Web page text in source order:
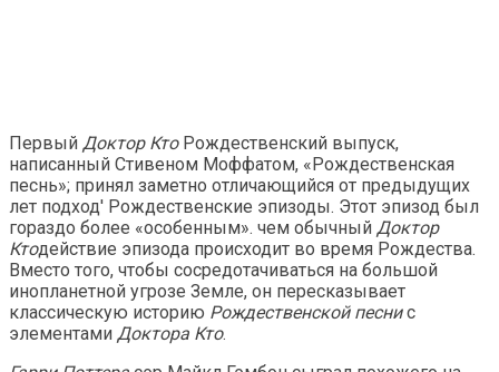
Первый Доктор КтоРождественский выпуск,
написанный Стивеном Моффатом, «Рождественская
песнь»; принял заметно отличающийся от предыдущих
лет подход' Рождественские эпизоды. Этот эпизод был
гораздо более «особенным». чем обычный Доктор
Ктодействие эпизода происходит во время Рождества.
Вместо того, чтобы сосредотачиваться на большой
инопланетной угрозе Земле, он пересказывает
классическую историю Рождественской песнис
элементами Доктора Кто.